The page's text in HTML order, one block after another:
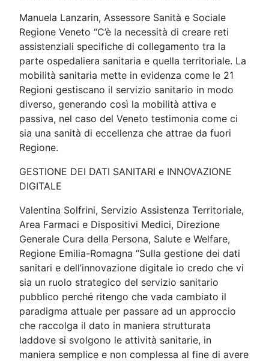
Manuela Lanzarin, Assessore Sanità e Sociale
Regione Veneto “C’è la necessità di creare reti
assistenziali specifiche di collegamento tra la
parte ospedaliera sanitaria e quella territoriale. La
mobilità sanitaria mette in evidenza come le 21
Regioni gestiscano il servizio sanitario in modo
diverso, generando così la mobilità attiva e
passiva, nel caso del Veneto testimonia come ci
sia una sanità di eccellenza che attrae da fuori
Regione.
GESTIONE DEI DATI SANITARI e INNOVAZIONE
DIGITALE
Valentina Solfrini, Servizio Assistenza Territoriale,
Area Farmaci e Dispositivi Medici, Direzione
Generale Cura della Persona, Salute e Welfare,
Regione Emilia-Romagna “Sulla gestione dei dati
sanitari e dell’innovazione digitale io credo che vi
sia un ruolo strategico del servizio sanitario
pubblico perché ritengo che vada cambiato il
paradigma attuale per passare ad un approccio
che raccolga il dato in maniera strutturata
laddove si svolgono le attività sanitarie, in
maniera semplice e non complessa al fine di avere